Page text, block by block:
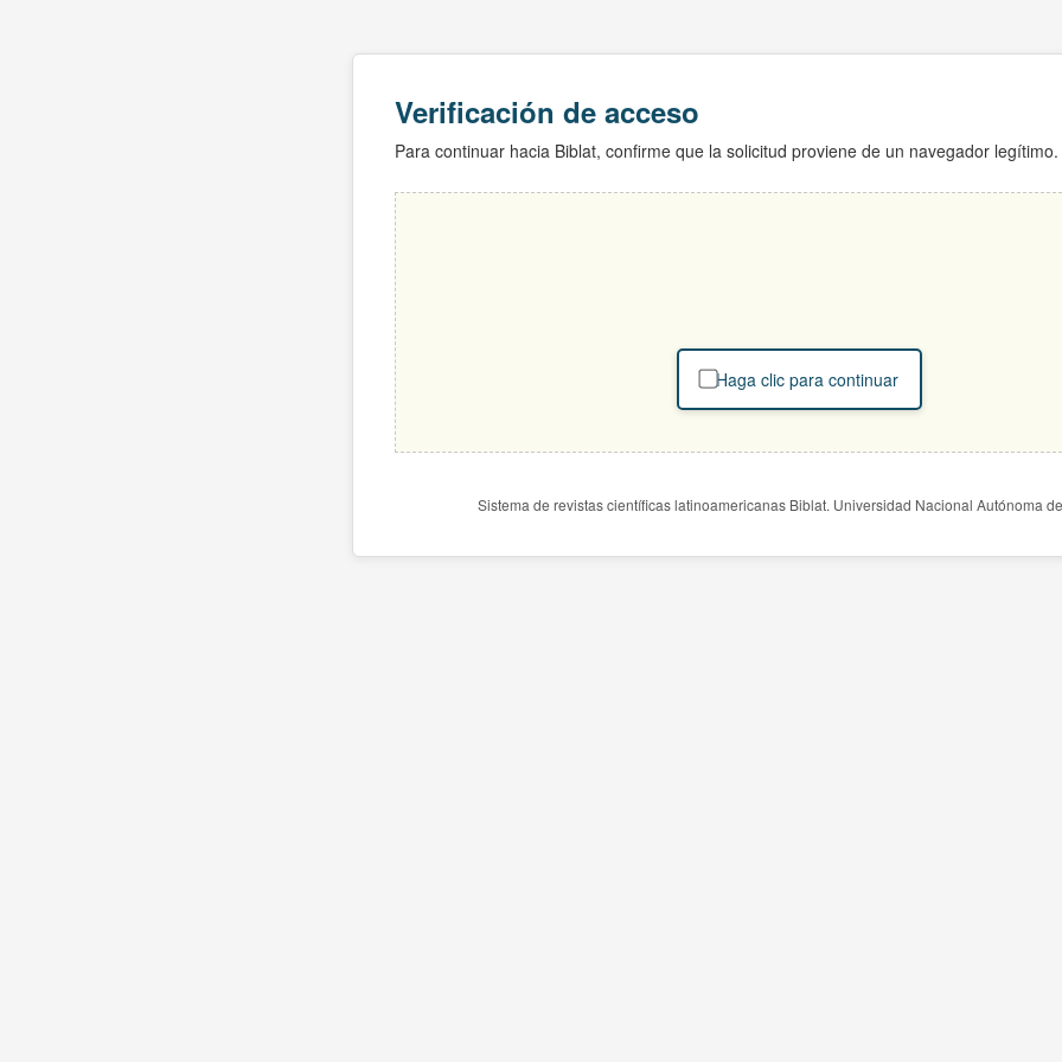
Verificación de acceso
Para continuar hacia Biblat, confirme que la solicitud proviene de un navegador legítimo.
Haga clic para continuar
Sistema de revistas científicas latinoamericanas Biblat. Universidad Nacional Autónoma